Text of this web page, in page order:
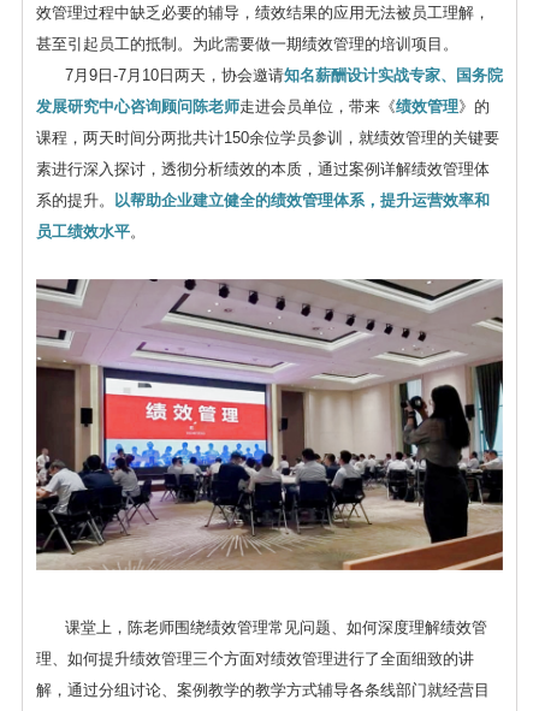
效管理过程中缺乏必要的辅导，绩效结果的应用无法被员工理解，
甚至引起员工的抵制。为此需要做一期绩效管理的培训项目。
7月9日-7月10日两天，协会邀请知名薪酬设计实战专家、国务院
发展研究中心咨询顾问陈老师走进会员单位，带来《绩效管理》的
课程，两天时间分两批共计150余位学员参训，就绩效管理的关键要
素进行深入探讨，透彻分析绩效的本质，通过案例详解绩效管理体
系的提升。
以帮助企业建立健全的绩效管理体系，提升运营效率和
员工绩效水平。
课堂上，陈老师围绕绩效管理常见问题、如何深度理解绩效管
理、如何提升绩效管理三个方面对绩效管理进行了全面细致的讲
解，通过分组讨论、案例教学的教学方式辅导各条线部门就经营目